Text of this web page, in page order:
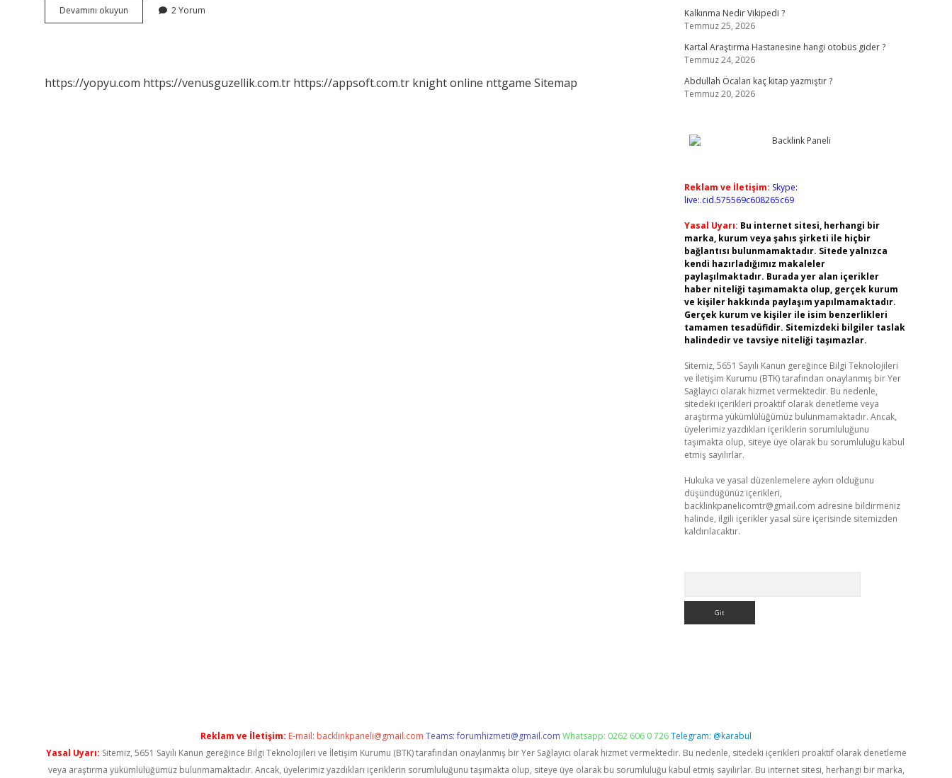
Devamını okuyun
Yağ
2 Yorum
https://yopyu.com https://venusguzellik.com.tr https://appsoft.com.tr knight online nttgame Sitemap
Kalkınma Nedir Vikipedi ?
Temmuz 25, 2026
Kartal Araştırma Hastanesine hangi otobüs gider ?
Temmuz 24, 2026
Abdullah Öcalan kaç kitap yazmıştır ?
Temmuz 20, 2026
Reklam ve İletişim: Skype:
live:.cid.575569c608265c69
Yasal Uyarı: Bu internet sitesi, herhangi bir
marka, kurum veya şahıs şirketi ile hiçbir
bağlantısı bulunmamaktadır. Sitede yalnızca
kendi hazırladığımız makaleler
paylaşılmaktadır. Burada yer alan içerikler
haber niteliği taşımamakta olup, gerçek kurum
ve kişiler hakkında paylaşım yapılmamaktadır.
Gerçek kurum ve kişiler ile isim benzerlikleri
tamamen tesadüfidir. Sitemizdeki bilgiler taslak
halindedir ve tavsiye niteliği taşımazlar.
Sitemiz, 5651 Sayılı Kanun gereğince Bilgi Teknolojileri
ve İletişim Kurumu (BTK) tarafından onaylanmış bir Yer
Sağlayıcı olarak hizmet vermektedir. Bu nedenle,
sitedeki içerikleri proaktif olarak denetleme veya
araştırma yükümlülüğümüz bulunmamaktadır. Ancak,
üyelerimiz yazdıkları içeriklerin sorumluluğunu
taşımakta olup, siteye üye olarak bu sorumluluğu kabul
etmiş sayılırlar.
Hukuka ve yasal düzenlemelere aykırı olduğunu
düşündüğünüz içerikleri,
backlinkpanelicomtr@gmail.com adresine bildirmeniz
halinde, ilgili içerikler yasal süre içerisinde sitemizden
kaldırılacaktır.
Reklam ve İletişim: E-mail: backlinkpaneli@gmail.com Teams:forumhizmeti@gmail.com Whatsapp: 0262 606 0 726Telegram: @karabul
Yasal Uyarı: Sitemiz, 5651 Sayılı Kanun gereğince Bilgi Teknolojileri ve İletişim Kurumu (BTK) tarafından onaylanmış bir Yer Sağlayıcı olarak hizmet vermektedir. Bu nedenle, sitedeki içerikleri proaktif olarak denetleme
veya araştırma yükümlülüğümüz bulunmamaktadır. Ancak, üyelerimiz yazdıkları içeriklerin sorumluluğunu taşımakta olup, siteye üye olarak bu sorumluluğu kabul etmiş sayılırlar. Bu internet sitesi, herhangi bir marka,